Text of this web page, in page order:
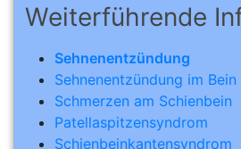
Weiterführende
Sehnenentzündung
Sehnenentzündung im Bein
Schmerzen am Schienbein
Patellaspitzensyndrom
Schienbeinkantensyndrom